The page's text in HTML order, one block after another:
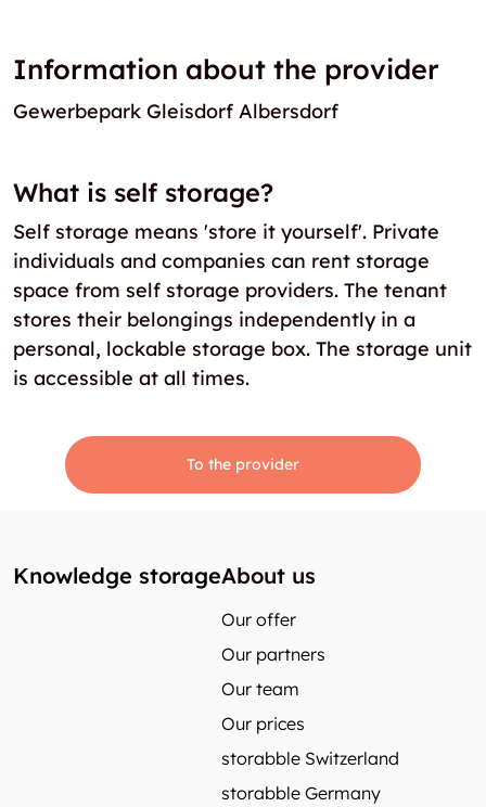
Information about the provider
Gewerbepark Gleisdorf Albersdorf
What is self storage?
Self storage means 'store it yourself'. Private
individuals and companies can rent storage
space from self storage providers. The tenant
stores their belongings independently in a
personal, lockable storage box. The storage unit
is accessible at all times.
To the provider
Knowledge storageAbout us
Our offer
Our partners
Our team
Our prices
storabble Switzerland
storabble Germany